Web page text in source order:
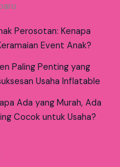
Perosotan: Kenapa
Event Anak?
Paling Penting yang
Usaha Inflatable
Ada yang Murah, Ada
Cocok untuk Usaha?